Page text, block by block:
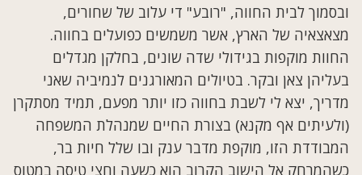
ובסמוך לבית החווה, "רובע" די עלוב של שחורים,
מצאצאיה של הארץ, אשר משמשים כפועלים בחווה.
החוות מוקפות בגידולי שדה שונים, בחלקן מגדלים
בעליהן צאן ובקר. בטיולים המאורגנים לנמיביה שאני
מדריך, יצא לי לשבת בחווה כזו יותר מפעם, תמיד מסתקרן
(ולעיתים אף מקנא) בצורת החיים שמנהלת המשפחה
המבודדת הזו, מוקפת מדבר ענק ובו שלל חיות בר,
כשהמרחק אל הישוב הקרוב הוא כשעה וחצי טיסה במטוס